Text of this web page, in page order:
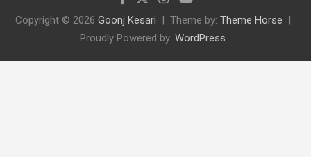
Copyright © 2026 Goonj Kesari Theme by: Theme Horse
Proudly Powered by: WordPress